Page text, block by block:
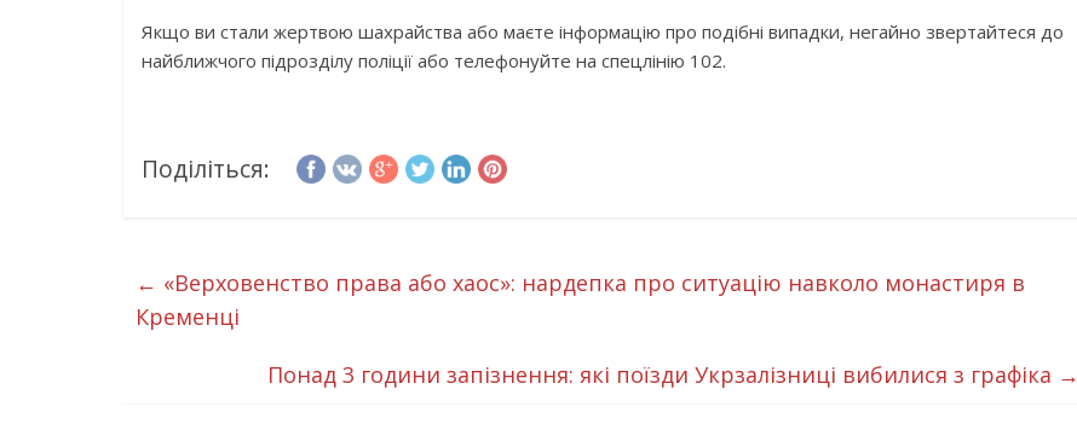
Якщо ви стали жертвою шахрайства або маєте інформацію про подібні випадки, негайно звертайтеся до
найближчого підрозділу поліції або телефонуйте на спецлінію 102.
Поділіться:
← «Верховенство права або хаос»: нардепка про ситуацію навколо монастиря в
Кременці
Понад 3 години запізнення: які поїзди Укрзалізниці вибилися з графіка →